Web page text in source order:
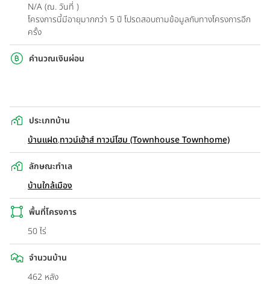
N/A (ณ. วันที่ )
โครงการนี้มีอายุมากกว่า 5 ปี โปรดสอบถามข้อมูลกับทางโครงการอีก
ครั้ง
คำนวณเงินผ่อน
ประเภทบ้าน
บ้านแฝด,ทาวน์เฮ้าส์ ทาวน์โฮม (Townhouse Townhome)
ลักษณะทำเล
บ้านใกล้เมือง
พื้นที่โครงการ
50 ไร่
จำนวนบ้าน
462 หลัง